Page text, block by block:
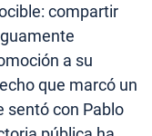
compartir
a su
que marcó un
sentó con Pablo